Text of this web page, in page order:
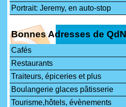
Portrait: Jeremy, en auto-stop
Bonnes Adresses de QdN
Cafés
Restaurants
Traiteurs, épiceries et plus
Boulangerie glaces pâtisserie
Tourisme,hôtels, évènements